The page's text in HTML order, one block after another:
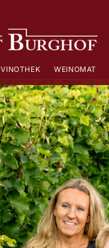
VINOTHEK WEINOMAT